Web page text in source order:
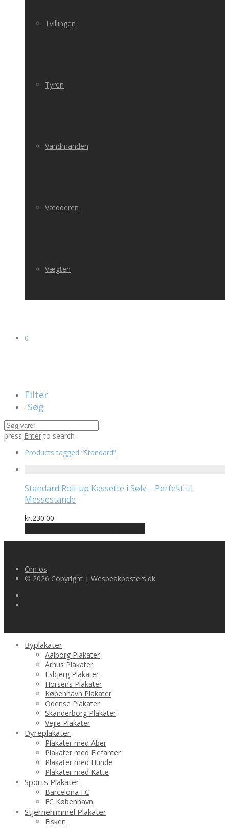
Tvillingen
Tyren
Vandmanden
Vædderen
Vægten
0
Filter
⁄ Søg
press Enter to search
Products tagged “Standard”
Standard Roll-up Kassette i Sølv – Perfekt til
Messestande
kr.230.00
Om os
© 2026 Copyright | Wespeakposters.dk
Byplakater
Aalborg Plakater
Århus Plakater
Esbjerg Plakater
Horsens Plakater
København Plakater
Odense Plakater
Skanderborg Plakater
Vejle Plakater
Dyreplakater
Plakater med Aber
Plakater med Elefanter
Plakater med Hunde
Plakater med Katte
Sports Plakater
Barcelona FC
FC København
Stjernehimmel Plakater
Fisken